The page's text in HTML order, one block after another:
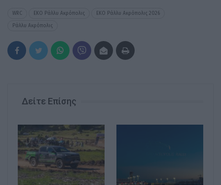
WRC ΕΚΟ Ράλλυ Ακρόπολις ΕΚΟ Ράλλυ Ακρόπολις 2026
Ράλλυ Ακρόπολις
Δείτε Επίσης